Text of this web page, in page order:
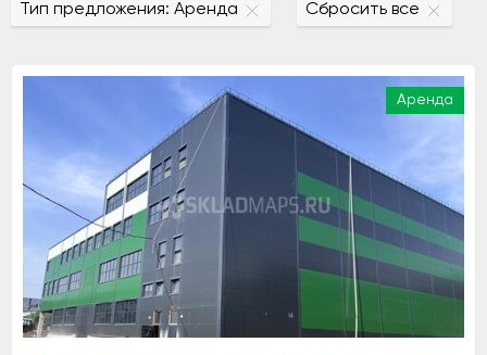
Тип предложения: Аренда Сбросить все
Аренда